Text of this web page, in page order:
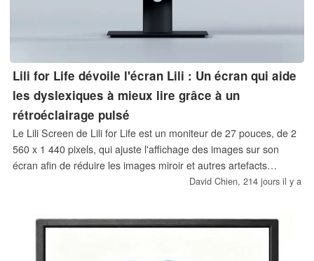
Lili for Life dévoile l'écran Lili : Un écran qui aide
les dyslexiques à mieux lire grâce à un
rétroéclairage pulsé
Le Lili Screen de Lili for Life est un moniteur de 27 pouces, de 2
560 x 1 440 pixels, qui ajuste l'affichage des images sur son
écran afin de réduire les images miroir et autres artefacts
visuels, qui peuvent empêcher les dyslexiques de lire facilement
David Chien, 214 jours il y a